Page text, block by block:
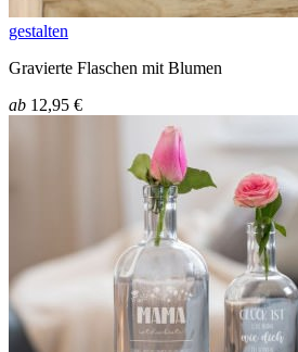
gestalten
Gravierte Flaschen mit Blumen
ab 12,95 €